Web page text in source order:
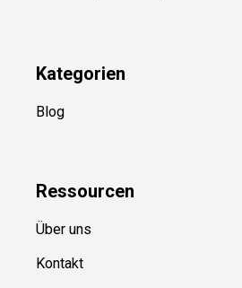
Kategorien
Blog
Ressourcen
Über uns
Kontakt